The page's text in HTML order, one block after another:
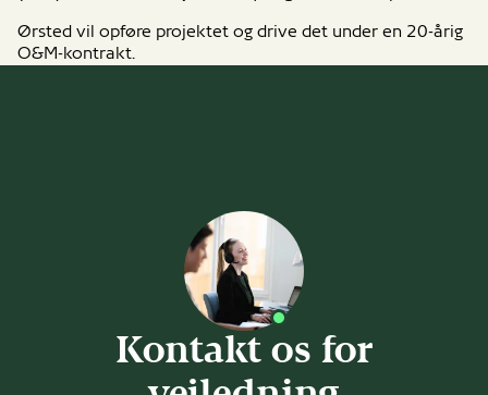
Ørsted vil opføre projektet og drive det under en 20-årig
O&M-kontrakt.
Kontakt os for